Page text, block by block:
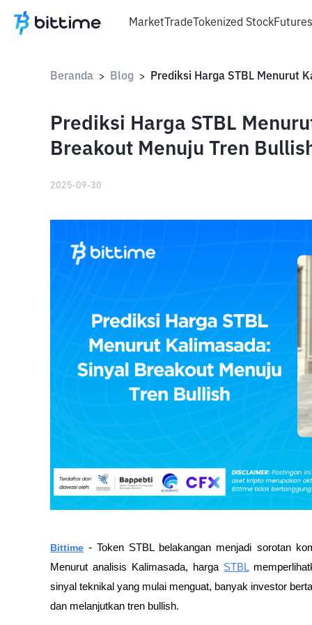
MarketTradeTokenized StockFutures
Beranda > Blog >
Prediksi Harga STBL
Breakout Menuju Tren
2025-09-30
Bittime -Token STBL belakangan menjadi sorotan
Menurut analisis Kalimasada, harga STBL
sinyal teknikal yang mulai menguat, banyak investor
dan melanjutkan tren bullish.